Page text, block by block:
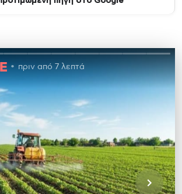
πριν από 7 λεπτά